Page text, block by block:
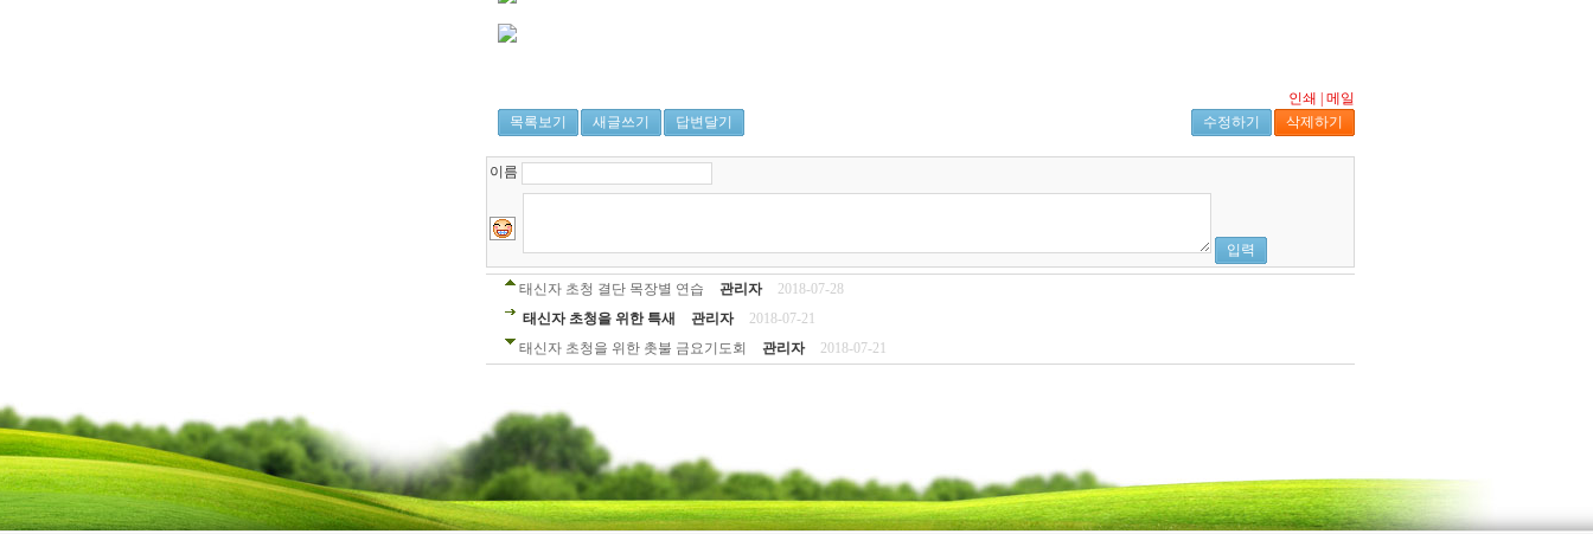
인쇄
메일
목록보기
새글쓰기 답변달기 수정하기 삭제하기
이름
입력
태신자 초청 결단 목장별 연습 관리자
2018-07-28
태신자 초청을 위한 특새
관리자
2018-07-21
태신자 초청을 위한 촛불 금요기도회
관리자 2018-07-21